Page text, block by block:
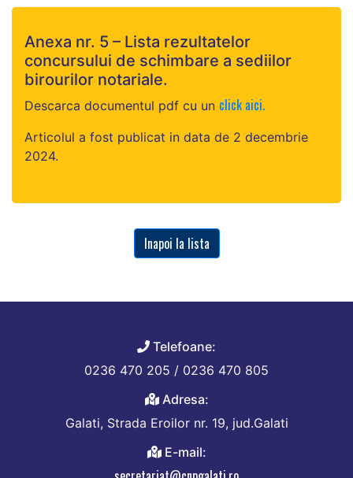
Anexa nr. 5 – Lista rezultatelor
concursului de schimbare a sediilor
birourilor notariale.
Descarca documentul pdf cu un click aici.
Articolul a fost publicat in data de 2 decembrie
2024.
Inapoi la lista
Telefoane:
0236 470 205 / 0236 470 805
Adresa:
Galati, Strada Eroilor nr. 19, jud.Galati
E-mail: